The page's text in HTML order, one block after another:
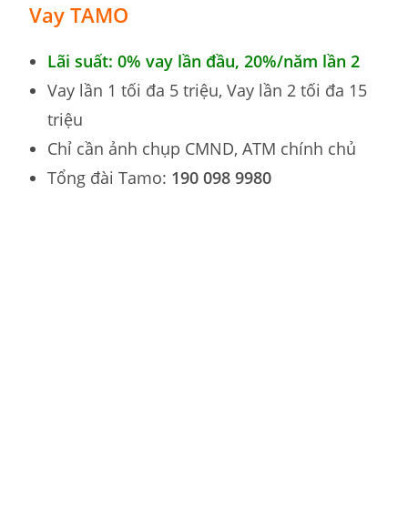
Vay TAMO
Lãi suất: 0% vay lần đầu, 20%/năm lần 2
Vay lần 1 tối đa 5 triệu, Vay lần 2 tối đa 15
triệu
Chỉ cần ảnh chụp CMND, ATM chính chủ
Tổng đài Tamo: 190 098 9980